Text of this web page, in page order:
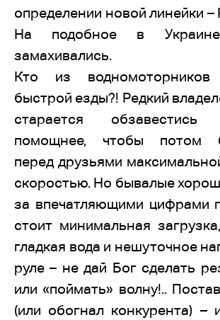
определении новой линейки –
На подобное в
замахивались.
Кто из
быстрой езды?! Редкий
старается обзавестись
помощнее, чтобы потом
перед друзьями
скоростью. Но бывалые
за впечатляющими цифрами
стоит минимальная
гладкая вода и нешуточное
руле – не дай Бог сделать
или «поймать» волну!..
(или обогнал конкурента) –